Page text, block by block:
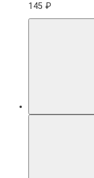
145 ₽